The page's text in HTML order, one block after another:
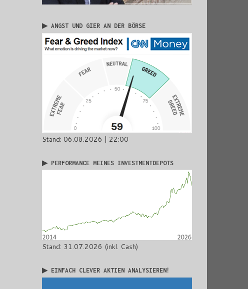
▶ ANGST UND GIER AN DER BÖRSE
Stand: 06.08.2026 | 22:00
▶ PERFORMANCE MEINES INVESTMENTDEPOTS
Stand: 31.07.2026 (inkl. Cash)
▶ EINFACH CLEVER AKTIEN ANALYSIEREN!